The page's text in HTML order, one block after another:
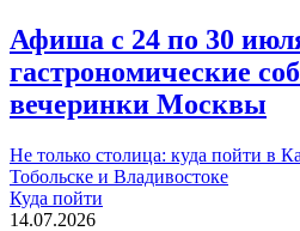
Афиша с 24 по 30
гастрономические
вечеринки Москвы
Не только столица: куда пойти в
Тобольске и Владивостоке
Куда пойти
14.07.2026